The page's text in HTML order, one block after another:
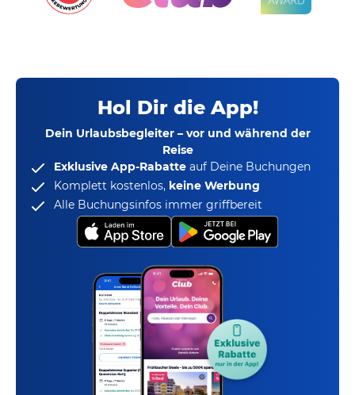
Hol Dir die App!
Dein Urlaubsbegleiter – vor und während der
Reise
Exklusive App-Rabatte auf Deine Buchungen
Komplett kostenlos, keine Werbung
Alle Buchungsinfos immer griffbereit